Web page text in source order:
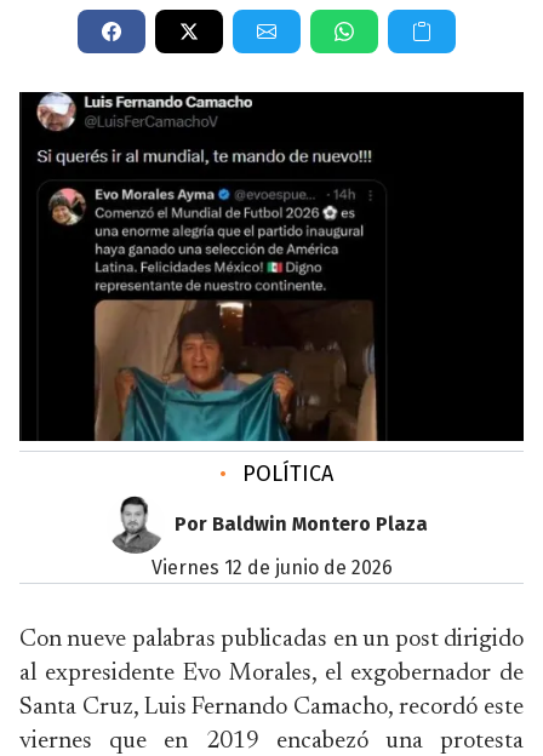
• POLÍTICA
Por Baldwin Montero Plaza
viernes 12 de junio de 2026
Con nueve palabras publicadas en un post dirigido
al expresidente Evo Morales, el exgobernador de
Santa Cruz, Luis Fernando Camacho, recordó este
viernes que en 2019 encabezó una protesta